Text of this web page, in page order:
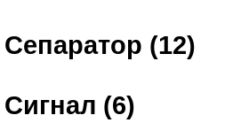
Сепаратор (12)
Сигнал (6)